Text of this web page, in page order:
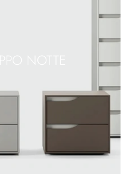
NOTTE